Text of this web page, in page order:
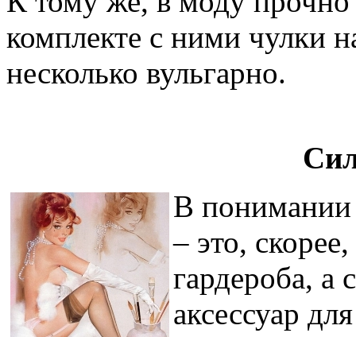
комплекте с ними чулки
несколько вульгарно.
В
– это,
гардероба, а
аксессуар